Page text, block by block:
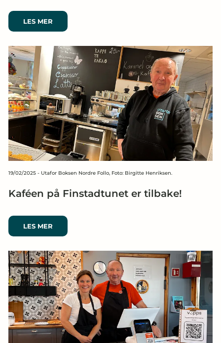
LES MER
19/02/2025 - Utafor Boksen Nordre Follo, Foto: Birgitte Henriksen.
Kaféen på Finstadtunet er tilbake!
LES MER